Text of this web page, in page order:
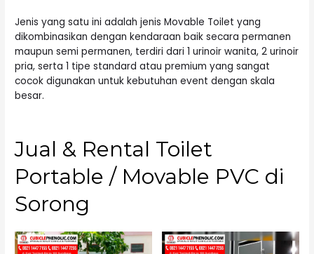
Jenis yang satu ini adalah jenis Movable Toilet yang
dikombinasikan dengan kendaraan baik secara permanen
maupun semi permanen, terdiri dari 1 urinoir wanita, 2 urinoir
pria, serta 1 tipe standard atau premium yang sangat
cocok digunakan untuk kebutuhan event dengan skala
besar.
Jual & Rental Toilet
Portable / Movable PVC di
Sorong